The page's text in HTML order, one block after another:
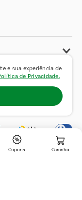
e sua experiência de
de Privacidade.
Cupons